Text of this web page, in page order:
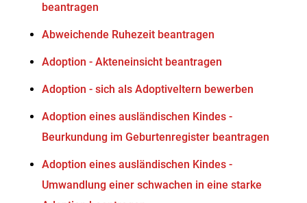
beantragen
Abweichende Ruhezeit beantragen
Adoption - Akteneinsicht beantragen
Adoption - sich als Adoptiveltern bewerben
Adoption eines ausländischen Kindes -
Beurkundung im Geburtenregister beantragen
Adoption eines ausländischen Kindes -
Umwandlung einer schwachen in eine starke